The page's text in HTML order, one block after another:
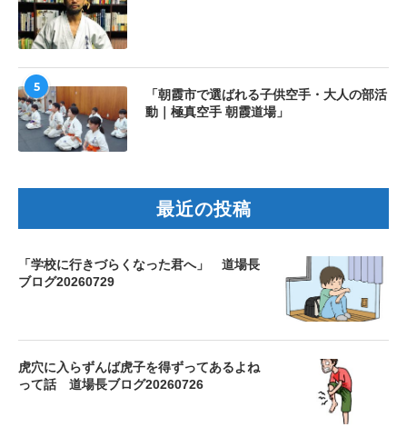
5
「朝霞市で選ばれる子供空手・大人の部活
動｜極真空手 朝霞道場」
最近の投稿
「学校に行きづらくなった君へ」 道場長
ブログ20260729
虎穴に入らずんば虎子を得ずってあるよね
って話 道場長ブログ20260726